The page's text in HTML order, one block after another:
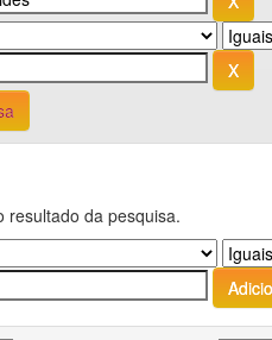
resultado da pesquisa.